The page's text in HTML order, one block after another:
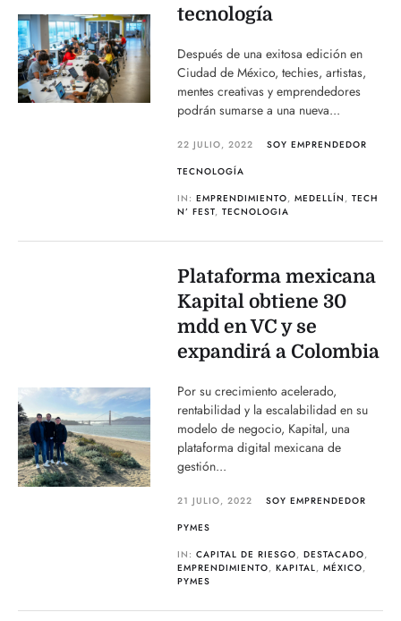
tecnología
Después de una exitosa edición en
Ciudad de México, techies, artistas,
mentes creativas y emprendedores
podrán sumarse a una nueva...
22 JULIO, 2022
SOY EMPRENDEDOR
TECNOLOGÍA
IN:EMPRENDIMIENTO,MEDELLÍN ,TECH
N’ FEST,TECNOLOGIA
Plataforma mexicana
Kapital obtiene 30
mdd en VC y se
expandirá a Colombia
Por su crecimiento acelerado,
rentabilidad y la escalabilidad en su
modelo de negocio, Kapital, una
plataforma digital mexicana de
gestión...
21 JULIO, 2022
SOY EMPRENDEDOR
PYMES
IN:CAPITAL DE RIESGO,DESTACADO,
EMPRENDIMIENTO,KAPITAL,MÉXICO,
PYMES